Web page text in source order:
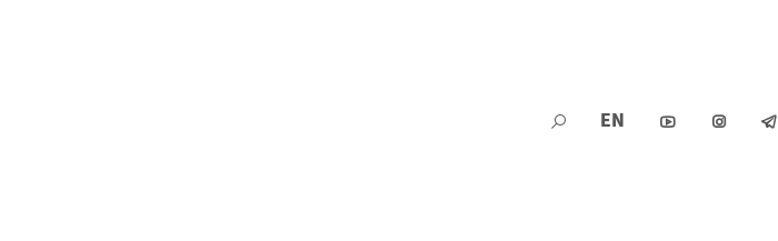



EN
